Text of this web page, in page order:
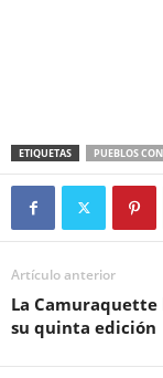
ETIQUETAS PUEBLOS
Artículo anterior
La Camuraquette
su quinta edición